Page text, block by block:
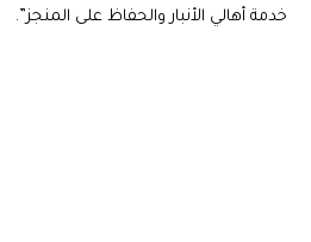
خدمة أهالي الأنبار والحفاظ على المنجز”.